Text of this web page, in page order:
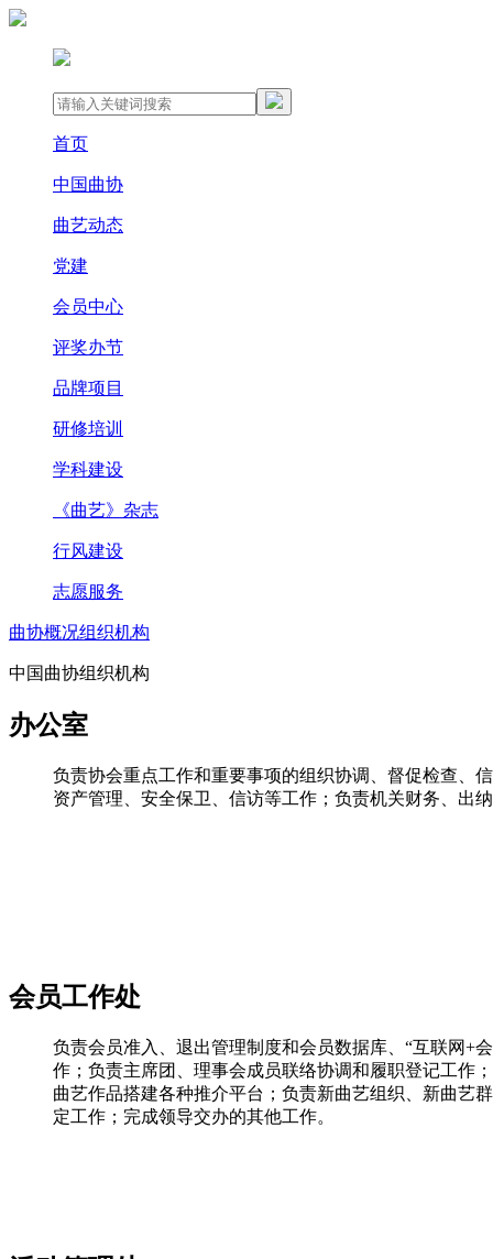
首页
中国曲协
曲艺动态
党建
会员中心
评奖办节
品牌项目
研修培训
学科建设
《曲艺》杂志
行风建设
志愿服务
曲协概况组织机构
中国曲协组织机构
办公室
负责协会重点工作和重要事项的组织协调、督促检查、
资产管理、安全保卫、信访等工作；负责机关财务、出
会员工作处
负责会员准入、退出管理制度和会员数据库、“互联网+
作；负责主席团、理事会成员联络协调和履职登记工作
曲艺作品搭建各种推介平台；负责新曲艺组织、新曲艺
定工作；完成领导交办的其他工作。